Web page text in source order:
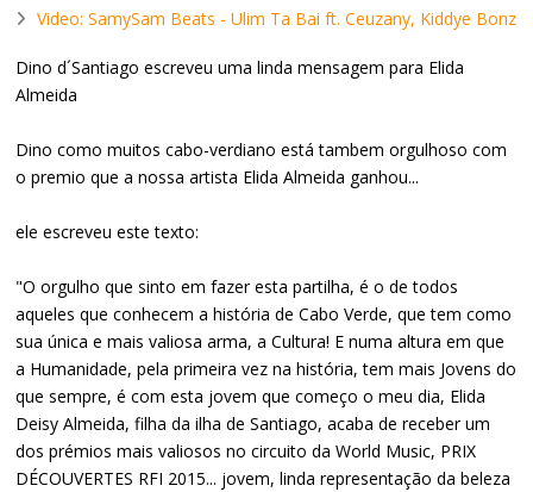
Video: SamySam Beats - Ulim Ta Bai ft. Ceuzany, Kiddye Bonz
Dino d´Santiago escreveu uma linda mensagem para Elida
Almeida
Dino como muitos cabo-verdiano está tambem orgulhoso com
o premio que a nossa artista Elida Almeida ganhou...
ele escreveu este texto:
"O orgulho que sinto em fazer esta partilha, é o de todos
aqueles que conhecem a história de Cabo Verde, que tem como
sua única e mais valiosa arma, a Cultura! E numa altura em que
a Humanidade, pela primeira vez na história, tem mais Jovens do
que sempre, é com esta jovem que começo o meu dia, Elida
Deisy Almeida, filha da ilha de Santiago, acaba de receber um
dos prémios mais valiosos no circuito da World Music, PRIX
DÉCOUVERTES RFI 2015... jovem, linda representação da beleza